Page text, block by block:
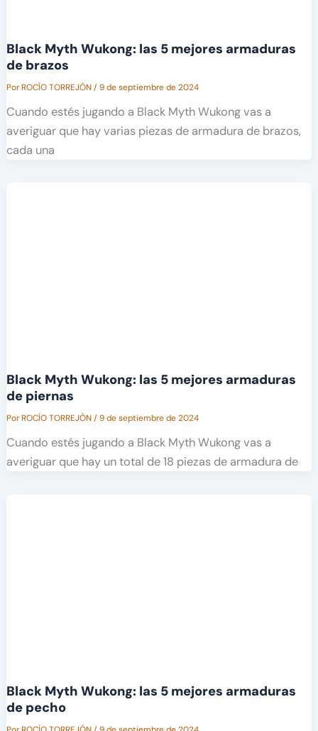
Black Myth Wukong: las 5 mejores armaduras
de brazos
PorROCÍO TORREJÓN/9 de septiembre de 2024
Cuando estés jugando a Black Myth Wukong vas a
averiguar que hay varias piezas de armadura de brazos,
cada una
Black Myth Wukong: las 5 mejores armaduras
de piernas
PorROCÍO TORREJÓN/9 de septiembre de 2024
Cuando estés jugando a Black Myth Wukong vas a
averiguar que hay un total de 18 piezas de armadura de
Black Myth Wukong: las 5 mejores armaduras
de pecho